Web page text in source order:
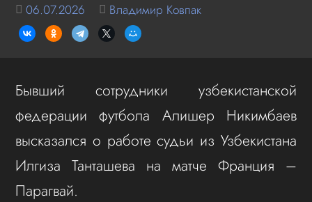
06.07.2026 Владимир Ковпак
Бывший сотрудники узбекистанской
федерации футбола Алишер Никимбаев
высказался о работе судьи из Узбекистана
Илгиза Танташева на матче Франция –
Парагвай.